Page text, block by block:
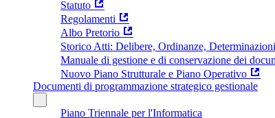
Statuto
Regolamenti
Albo Pretorio
Storico Atti: Delibere, Ordinanze,
Manuale di gestione e di conservazione dei
Nuovo Piano Strutturale e Piano Operativo
Documenti di programmazione strategico gestionale
Piano Triennale per l'Informatica